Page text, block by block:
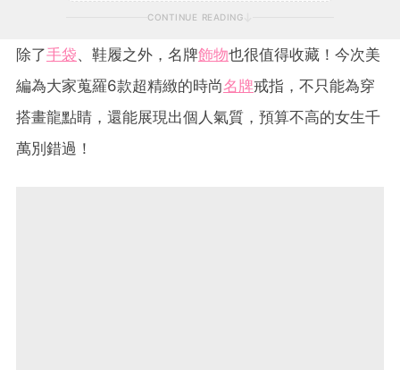
CONTINUE READING
除了手袋、鞋履之外，名牌飾物也很值得收藏！今次美
編為大家蒐羅6款超精緻的時尚名牌戒指，不只能為穿
搭畫龍點睛，還能展現出個人氣質，預算不高的女生千
萬別錯過！